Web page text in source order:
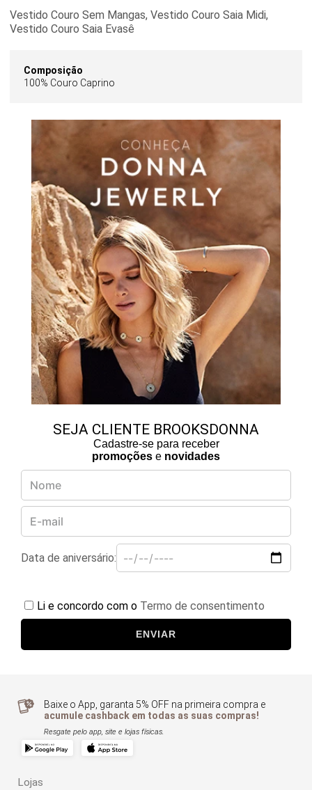
Vestido Couro Sem Mangas, Vestido Couro Saia Midi,
Vestido Couro Saia Evasê
Composição
100% Couro Caprino
SEJA CLIENTE BROOKSDONNA
Cadastre-se para receber
promoções e novidades
Data de aniversário:
Li e concordo com o Termo de consentimento
ENVIAR
Baixe o App, garanta 5% OFF na primeira compra e
acumule cashback em todas as suas compras!
Resgate pelo app, site e lojas físicas.
Lojas